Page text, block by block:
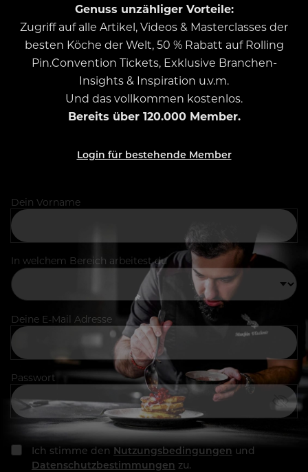
Genuss unzähliger Vorteile:
Zugriff auf alle Artikel, Videos & Masterclasses der
besten Köche der Welt, 50 % Rabatt auf Rolling
Pin.Convention Tickets, Exklusive Branchen-
Insights & Inspiration u.v.m.
Und das vollkommen kostenlos.
Bereits über 120.000 Member.
Login für bestehende Member
Dein Vorname
In welchem Bereich arbeitest du
Deine E-Mail Adresse
Passwort
Ich stimme den Nutzungsbedingungen und
Datenschutzbestimmungen zu.